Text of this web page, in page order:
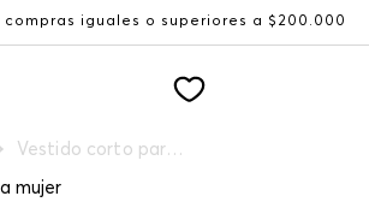
compras iguales o superiores a $200.000
Vestido corto para mujer